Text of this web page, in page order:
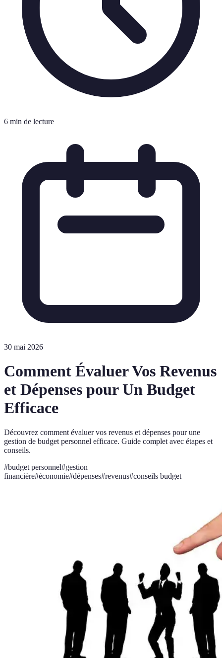
6 min de lecture
30 mai 2026
Comment Évaluer Vos Revenus
et Dépenses pour Un Budget
Efficace
Découvrez comment évaluer vos revenus et dépenses pour une
gestion de budget personnel efficace. Guide complet avec étapes et
conseils.
#budget personnel#gestion
financière#économie#dépenses#revenus#conseils budget